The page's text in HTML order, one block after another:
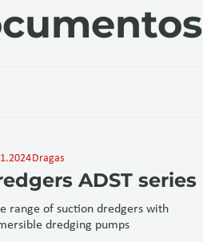
Dragas
ADST series
range of suction dredgers with
dredging pumps